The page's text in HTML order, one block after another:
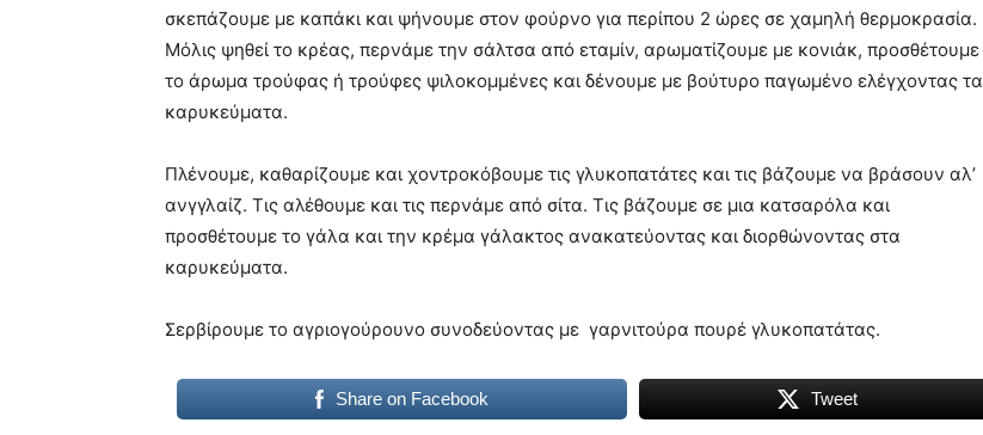
σκεπάζουμε με καπάκι και ψήνουμε στον φούρνο για περίπου 2 ώρες σε χαμηλή θερμοκρασία.
Μόλις ψηθεί το κρέας, περνάμε την σάλτσα από εταμίν, αρωματίζουμε με κονιάκ, προσθέτουμε
το άρωμα τρούφας ή τρούφες ψιλοκομμένες και δένουμε με βούτυρο παγωμένο ελέγχοντας τα
καρυκεύματα.
Πλένουμε, καθαρίζουμε και χοντροκόβουμε τις γλυκοπατάτες και τις βάζουμε να βράσουν αλ’
ανγγλαίζ. Τις αλέθουμε και τις περνάμε από σίτα. Τις βάζουμε σε μια κατσαρόλα και
προσθέτουμε το γάλα και την κρέμα γάλακτος ανακατεύοντας και διορθώνοντας στα
καρυκεύματα.
Σερβίρουμε το αγριογούρουνο συνοδεύοντας με γαρνιτούρα πουρέ γλυκοπατάτας.
Share on Facebook Tweet